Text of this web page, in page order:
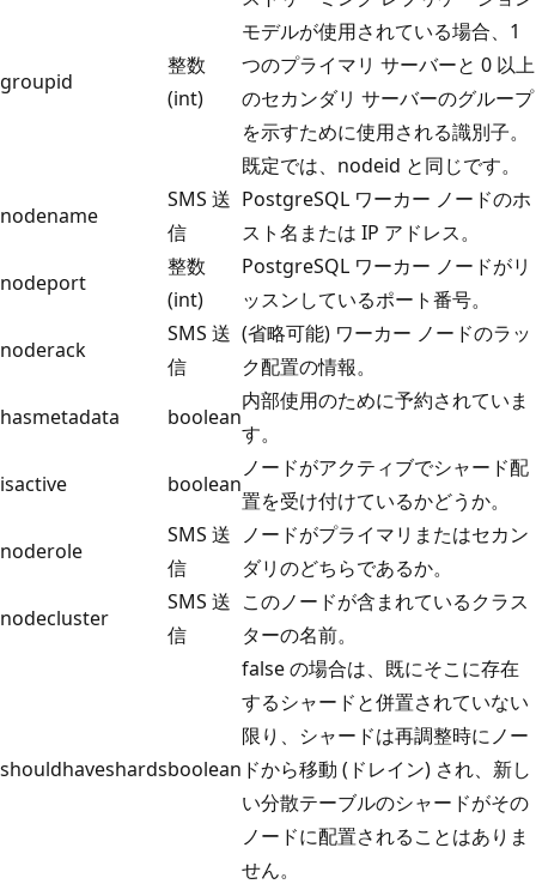
groupid
整数
(int)
モデルが使用されている場合、1
つのプライマリ サーバーと 0 以上
のセカンダリ サーバーのグループ
を示すために使用される識別子。
既定では、nodeid と同じです。
nodename
SMS 送
信
PostgreSQL ワーカー ノードのホ
スト名または IP アドレス。
nodeport
整数
(int)
PostgreSQL ワーカー ノードがリ
ッスンしているポート番号。
noderack
SMS 送
信
(省略可能) ワーカー ノードのラッ
ク配置の情報。
hasmetadata
boolean
内部使用のために予約されていま
す。
isactive
boolean
ノードがアクティブでシャード配
置を受け付けているかどうか。
noderole
SMS 送
信
ノードがプライマリまたはセカン
ダリのどちらであるか。
nodecluster
SMS 送
信
このノードが含まれているクラス
ターの名前。
shouldhaveshardsboolean
false の場合は、既にそこに存在
するシャードと併置されていない
限り、シャードは再調整時にノー
ドから移動 (ドレイン) され、新し
い分散テーブルのシャードがその
ノードに配置されることはありま
せん。